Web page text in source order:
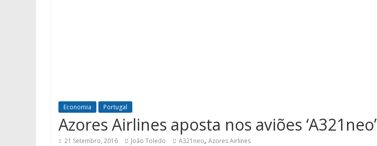
Economia Portugal
Azores Airlines aposta nos aviões ‘A321neo’
21 Setembro, 2016 João Toledo A321neo, Azores Airlines